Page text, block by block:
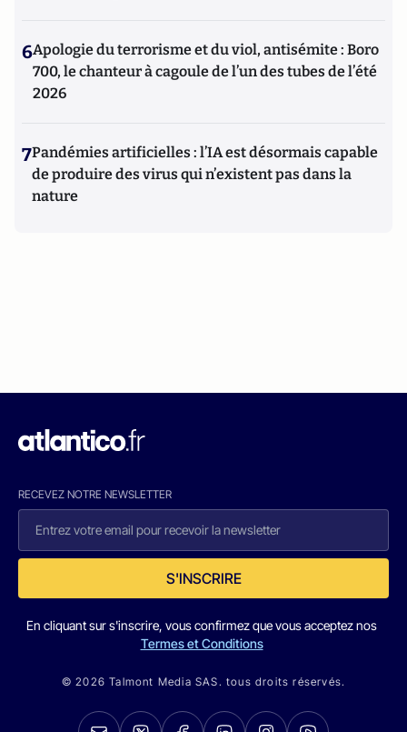
6Apologie du terrorisme et du viol, antisémite : Boro
700, le chanteur à cagoule de l’un des tubes de l’été
2026
7Pandémies artificielles : l’IA est désormais capable
de produire des virus qui n’existent pas dans la
nature
RECEVEZ NOTRE NEWSLETTER
S'INSCRIRE
En cliquant sur s'inscrire, vous confirmez que vous acceptez nos
Termes et Conditions
© 2026 Talmont Media SAS. tous droits réservés.